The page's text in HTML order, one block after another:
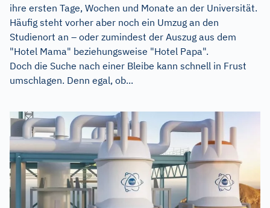
ihre ersten Tage, Wochen und Monate an der Universität.
Häufig steht vorher aber noch ein Umzug an den
Studienort an – oder zumindest der Auszug aus dem
"Hotel Mama" beziehungsweise "Hotel Papa".
Doch die Suche nach einer Bleibe kann schnell in Frust
umschlagen. Denn egal, ob...